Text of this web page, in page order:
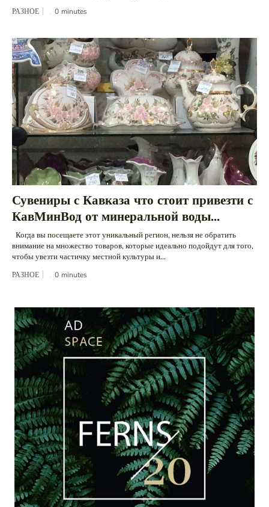
РАЗНОЕ 0 minutes
Сувениры с Кавказа что стоит привезти с
КавМинВод от минеральной воды...
внимание на множество товаров, которые идеально подойдут для того,
чтобы увезти частичку местной культуры и...
РАЗНОЕ 0 minutes